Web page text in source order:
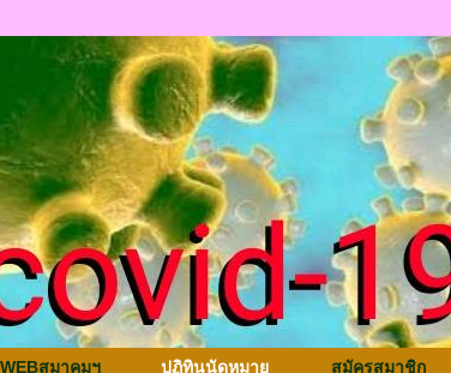
WEBสมาคมฯ ปฏิทินนัดหมาย
สมัครสมาชิก